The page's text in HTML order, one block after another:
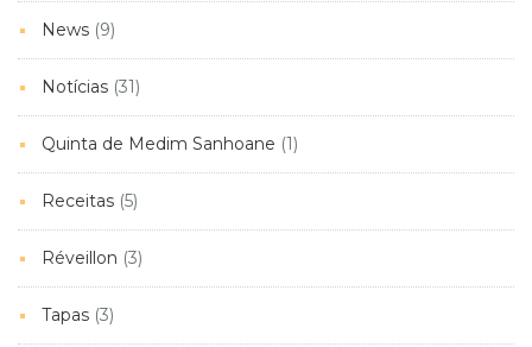
News (9)
Notícias (31)
Quinta de Medim Sanhoane (1)
Receitas (5)
Réveillon (3)
Tapas (3)